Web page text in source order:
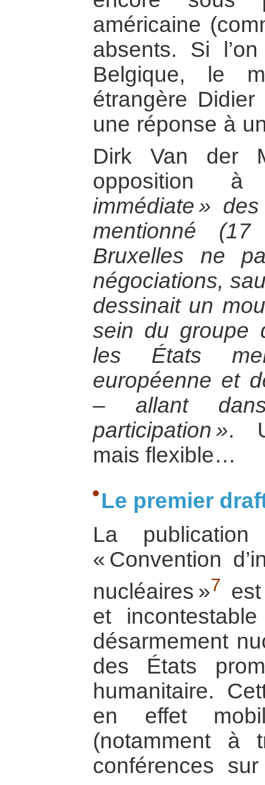
américaine
absents. Si
Belgique, le
étrangère
une réponse à
Dirk Van der
opposition
immédiate »
mentionné
Bruxelles ne
négociations,
dessinait un
sein du groupe
les États
européenne et
– allant
participation ».
mais flexible…
Le premier
La
« Convention
nucléaires »7
et
désarmement
des États
humanitaire.
en effet
(notamment à
conférences